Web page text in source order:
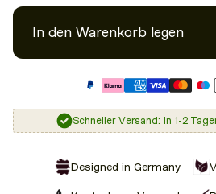
In den Warenkorb legen
Schneller Versand: in 1-2
Designed in Germany